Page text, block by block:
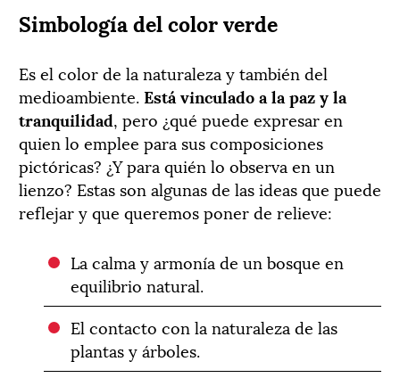
Simbología del color verde
Es el color de la naturaleza y también del
medioambiente.Está vinculado a la paz y la
tranquilidad, pero ¿qué puede expresar en
quien lo emplee para sus composiciones
pictóricas? ¿Y para quién lo observa en un
lienzo? Estas son algunas de las ideas que puede
reflejar y que queremos poner de relieve:
La calma y armonía de un bosque en
equilibrio natural.
El contacto con la naturaleza de las
plantas y árboles.